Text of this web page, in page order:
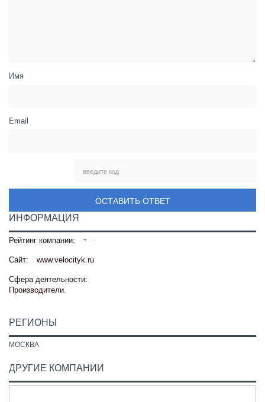
Имя
Email
ОСТАВИТЬ ОТВЕТ
ИНФОРМАЦИЯ
Рейтинг компании:
Сайт: www.velocityk.ru
Сфера деятельности:
Производители.
РЕГИОНЫ
МОСКВА
ДРУГИЕ КОМПАНИИ